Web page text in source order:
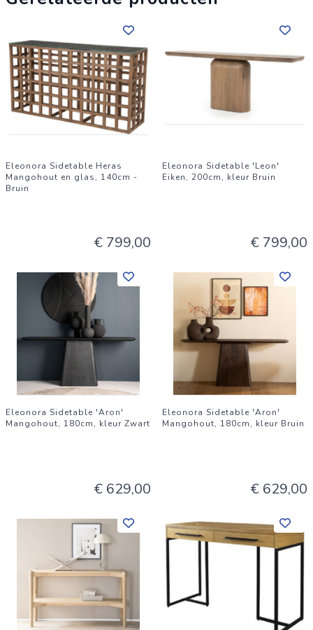
Eleonora Sidetable Heras
Mangohout en glas, 140cm -
Bruin
€ 799,00
Eleonora Sidetable 'Leon'
Eiken, 200cm, kleur Bruin
€ 799,00
Eleonora Sidetable 'Aron'
Mangohout, 180cm, kleur Zwart
€ 629,00
Eleonora Sidetable 'Aron'
Mangohout, 180cm, kleur Bruin
€ 629,00